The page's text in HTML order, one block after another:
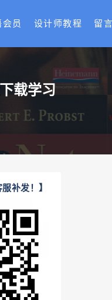
会员 设计师教程 留
载学习
补发！】